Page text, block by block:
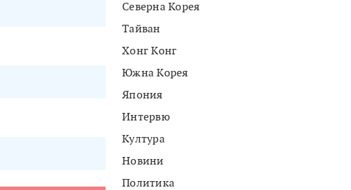
Северна Корея
Тайван
Хонг Конг
Южна Корея
Япония
Интервю
Култура
Новини
Политика